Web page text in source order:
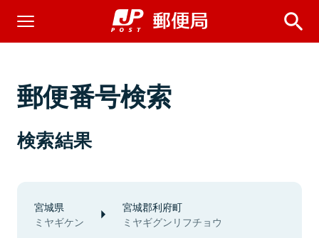
郵便番号検索
検索結果
宮城県
ミヤギケン
宮城郡利府町
ミヤギグンリフチョウ